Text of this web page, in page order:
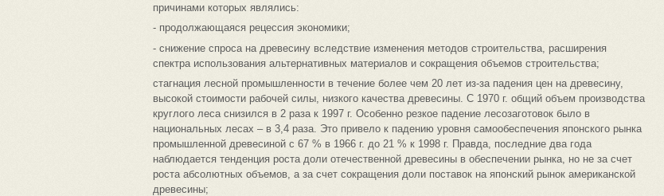
причинами которых являлись:
- продолжающаяся рецессия экономики;
- снижение спроса на древесину вследствие изменения методов строительства, расширения
спектра использования альтернативных материалов и сокращения объемов строительства;
стагнация лесной промышленности в течение более чем 20 лет из-за падения цен на древесину,
высокой стоимости рабочей силы, низкого качества древесины. С 1970 г. общий объем производства
круглого леса снизился в 2 раза к 1997 г. Особенно резкое падение лесозаготовок было в
национальных лесах – в 3,4 раза. Это привело к падению уровня самообеспечения японского рынка
промышленной древесиной с 67 % в 1966 г. до 21 % к 1998 г. Правда, последние два года
наблюдается тенденция роста доли отечественной древесины в обеспечении рынка, но не за счет
роста абсолютных объемов, а за счет сокращения доли поставок на японский рынок американской
древесины;